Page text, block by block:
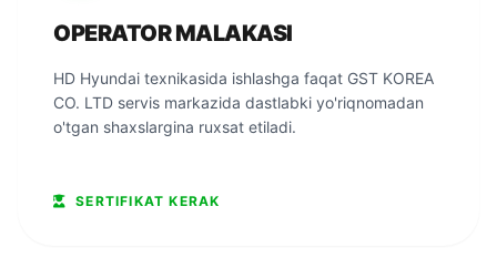
OPERATOR MALAKASI
HD Hyundai texnikasida ishlashga faqat GST KOREA
CO. LTD servis markazida dastlabki yo'riqnomadan
o'tgan shaxslargina ruxsat etiladi.
SERTIFIKAT KERAK